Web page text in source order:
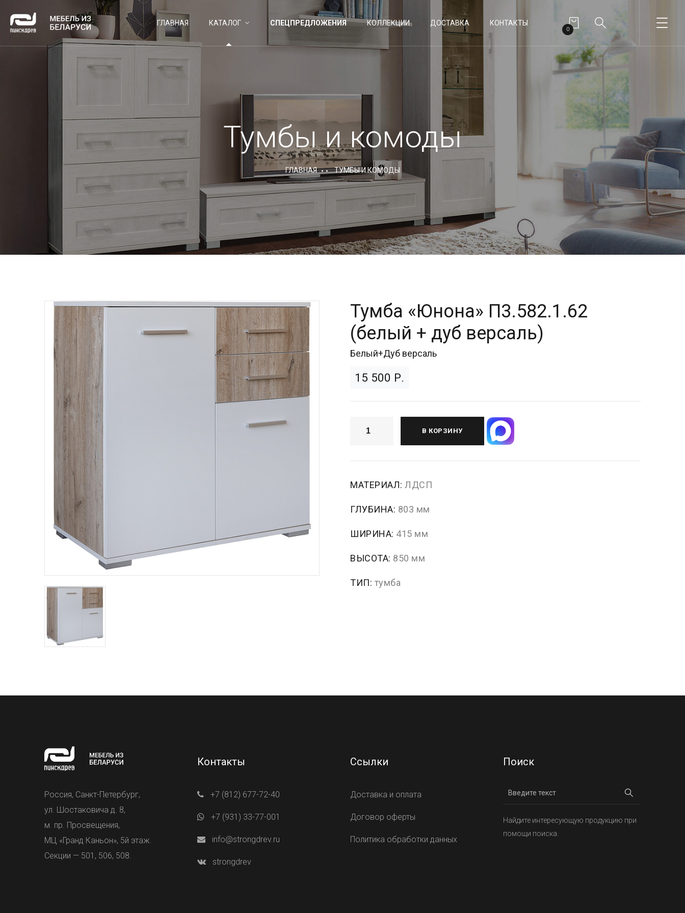
ГЛАВНАЯ КАТАЛОГ СПЕЦПРЕДЛОЖЕНИЯ КОЛЛЕКЦИИ ДОСТАВКА КОНТАКТЫ
0
Тумбы и комоды
ГЛАВНАЯ ТУМБЫ И КОМОДЫ
Тумба «Юнона» П3.582.1.62
(белый + дуб версаль)
Белый+Дуб версаль
15 500 Р.
В КОРЗИНУ
МАТЕРИАЛ: ЛДСП
ГЛУБИНА: 803 мм
ШИРИНА: 415 мм
ВЫСОТА: 850 мм
ТИП: тумба
Россия, Санкт-Петербург,
ул. Шостаковича д. 8,
м. пр. Просвещения,
МЦ «Гранд Каньон», 5й этаж.
Секции — 501, 506, 508.
Контакты
+7 (812) 677-72-40
+7 (931) 33-77-001
info@strongdrev.ru
strongdrev
Ссылки
Доставка и оплата
Договор оферты
Политика обработки данных
Поиск
Найдите интересующую продукцию при
помощи поиска.